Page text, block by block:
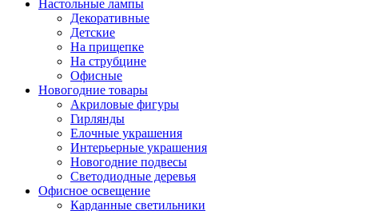
Настольные лампы
Декоративные
Детские
На прищепке
На струбцине
Офисные
Новогодние товары
Акриловые фигуры
Гирлянды
Елочные украшения
Интерьерные украшения
Новогодние подвесы
Светодиодные деревья
Офисное освещение
Карданные светильники